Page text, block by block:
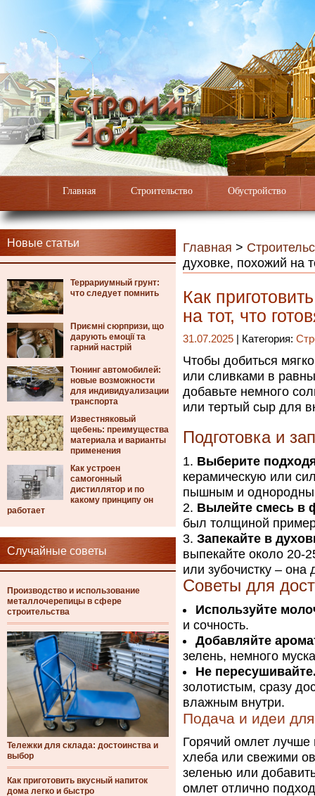
Главная Строительство Обустройство
Новые статьи
Террариумный грунт:
что следует помнить
Приємні сюрпризи, що
дарують емоції та
гарний настрій
Тюнинг автомобилей:
новые возможности
для индивидуализации
транспорта
Известняковый
щебень: преимущества
материала и варианты
применения
Как устроен
самогонный
дистиллятор и по
какому принципу он
работает
Случайные советы
Производство и использование
металлочерепицы в сфере
строительства
Тележки для склада: достоинства и
выбор
Как приготовить вкусный напиток
дома легко и быстро
Главная >
духовке, похожий на
Как
на тот, что
31.07.2025 | Категория:
Чтобы добиться
или сливками в
добавьте немного
или тертый сыр для
Подготовка и
Выберите
керамическую или
пышным и
Вылейте смесь в
был толщиной
Запекайте в
выпекайте около 20-
или зубочистку –
Советы для
Используйте
и сочность.
Добавляйте
зелень, немного
Не
золотистым, сразу
влажным внутри.
Подача и идеи
Горячий омлет лучше
хлеба или свежими
зеленью или
омлет отлично